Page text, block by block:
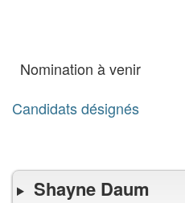
Nomination à venir
Candidats désignés
désignés
Shayne Daum